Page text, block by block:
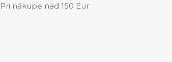
Pri nákupe nad 150 Eur